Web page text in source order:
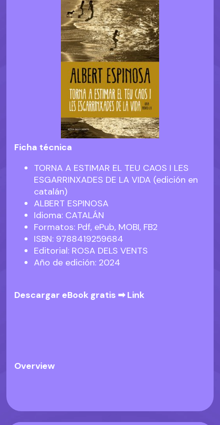
Ficha técnica
TORNA A ESTIMAR EL TEU CAOS I LES
ESGARRINXADES DE LA VIDA (edición en
catalán)
ALBERT ESPINOSA
Idioma: CATALÁN
Formatos: Pdf, ePub, MOBI, FB2
ISBN: 9788419259684
Editorial: ROSA DELS VENTS
Año de edición: 2024
Descargar eBook gratis ➡ Link
Overview